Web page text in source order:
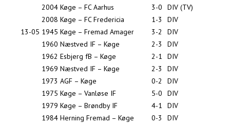
2004 Køge – FC Aarhus 3-0
DIV (TV)
2008 Køge – FC Fredericia 1-3
DIV
13-05 1945 Køge – Fremad Amager 3-2
DIV
1960 Næstved IF – Køge 2-3
DIV
1962 Esbjerg fB – Køge 2-1
DIV
1969 Næstved IF – Køge 2-3
DIV
1973 AGF – Køge 0-2
DIV
1975 Køge – Vanløse IF 5-0
DIV
1979 Køge – Brøndby IF 4-1
DIV
1984 Herning Fremad – Køge 0-3
DIV